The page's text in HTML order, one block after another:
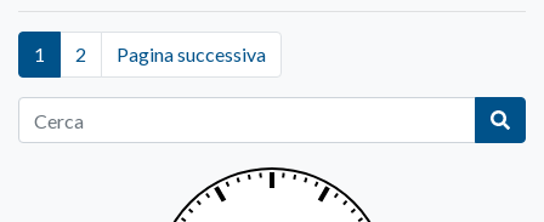
1 2 Pagina successiva